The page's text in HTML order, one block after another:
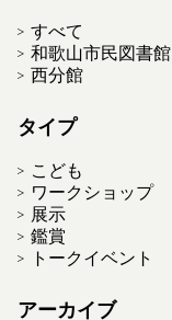
すべて
和歌山市民図書館
西分館
タイプ
こども
ワークショップ
展示
鑑賞
トークイベント
アーカイブ